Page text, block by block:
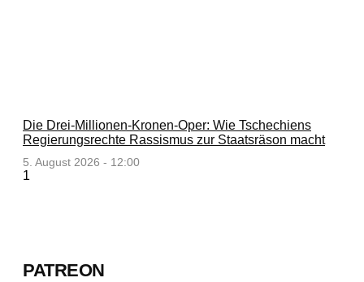
Die Drei-Millionen-Kronen-Oper: Wie Tschechiens
Regierungsrechte Rassismus zur Staatsräson macht
5. August 2026 - 12:00
PATREON